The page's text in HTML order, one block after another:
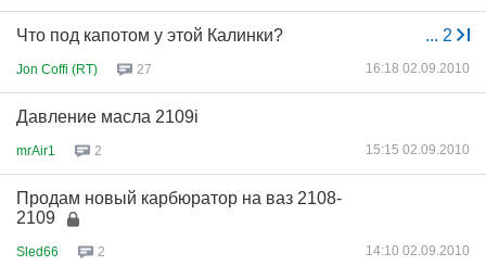
... 2
Что под капотом у этой Калинки?
Jon Coffi (RT) 27 16:18 02.09.2010
Давление масла 2109i
mrAir1 2 15:15 02.09.2010
Продам новый карбюратор на ваз 2108-
2109
Sled66 2 14:10 02.09.2010